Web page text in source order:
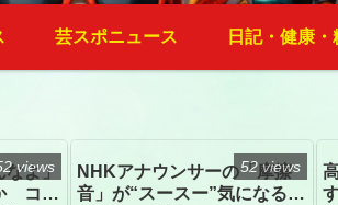
芸スポニュース 日記・健康・
よ」
コン
views
NHKアナウンサーの「摩擦
音」が“スースー”気になる指
52 views